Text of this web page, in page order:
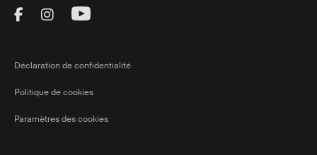
Visit Thule on Facebook (external link)
Visit Thule on Instagram (external link)
Visit Thule on Youtube (external
Déclaration de confidentialité
Politique de cookies
Paramètres des cookies